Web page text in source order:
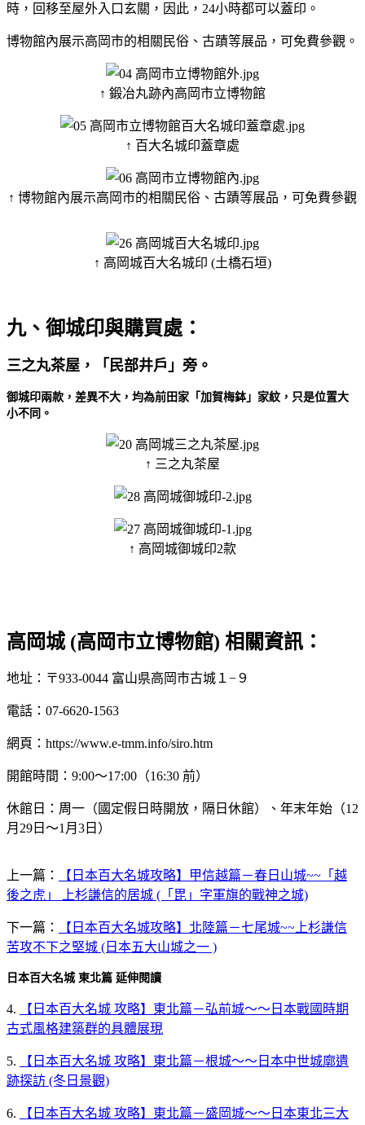
時，回移至屋外入口玄關，因此，24小時都可以蓋印。
博物館內展示高岡市的相關民俗、古蹟等展品，可免費參觀。
↑ 鍛冶丸跡內高岡市立博物館
↑ 百大名城印蓋章處
↑ 博物館內展示高岡市的相關民俗、古蹟等展品，可免費參觀
↑ 高岡城百大名城印 (土橋石垣)
九、御城印與購買處：
三之丸茶屋，「民部井戶」旁。
御城印兩款，差異不大，均為前田家「加賀梅鉢」家紋，只是位置大
小不同。
↑ 三之丸茶屋
↑ 高岡城御城印2款
高岡城 (高岡市立博物館) 相關資訊：
地址：〒933-0044 富山県高岡市古城１−９
電話：07-6620-1563
網頁：https://www.e-tmm.info/siro.htm
開館時間：9:00～17:00（16:30 前）
休館日：周一（國定假日時開放，隔日休館）、年末年始（12
月29日～1月3日）
上一篇：
【日本百大名城攻略】甲信越篇－春日山城~~「越
後之虎」 上杉謙信的居城 (「毘」字軍旗的戰神之城)
下一篇：
【日本百大名城攻略】北陸篇－七尾城~~上杉謙信
苦攻不下之堅城 (日本五大山城之一 )
日本百大名城 東北篇 延伸閱讀
4.
【日本百大名城 攻略】東北篇－弘前城～～日本戰國時期
古式風格建築群的具體展現
5.
【日本百大名城 攻略】東北篇－根城～～日本中世城廓遺
跡探訪 (冬日景觀)
6. 【日本百大名城 攻略】東北篇－盛岡城～～日本東北三大